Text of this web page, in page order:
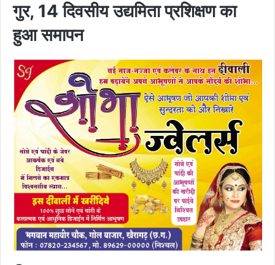
गुर, 14 दिवसीय उद्यमिता प्रशिक्षण का
हुआ समापन